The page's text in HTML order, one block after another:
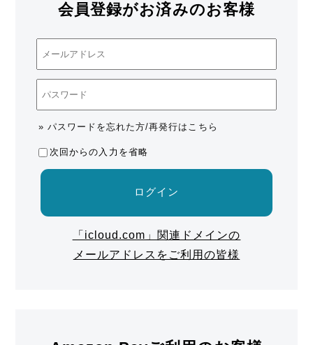
会員登録がお済みのお客様
» パスワードを忘れた方/再発行はこちら
次回からの入力を省略
ログイン
「icloud.com」関連ドメインの
メールアドレスをご利用の皆様